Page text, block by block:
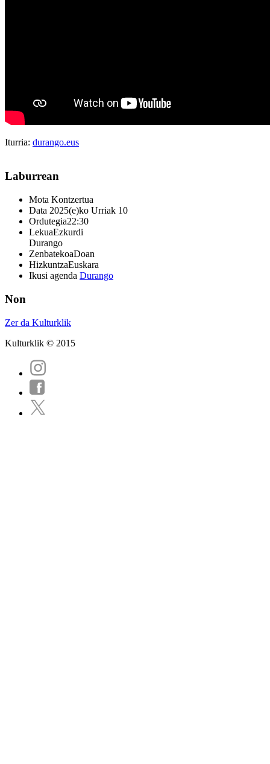
Iturria: durango.eus
Laburrean
Mota Kontzertua
Data 2025(e)ko Urriak 10
Ordutegia22:30
LekuaEzkurdi
Durango
ZenbatekoaDoan
HizkuntzaEuskara
Ikusi agenda Durango
Non
Zer da Kulturklik
Kulturklik © 2015